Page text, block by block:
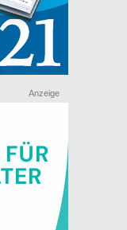
Anzeige